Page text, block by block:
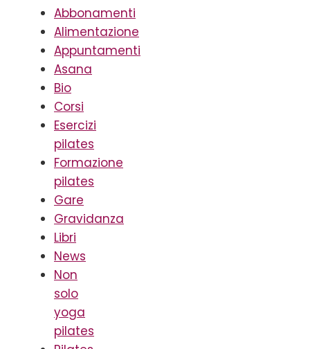
Abbonamenti
Alimentazione
Appuntamenti
Asana
Bio
Corsi
Esercizi
pilates
Formazione
pilates
Gare
Gravidanza
Libri
News
Non
solo
yoga
pilates